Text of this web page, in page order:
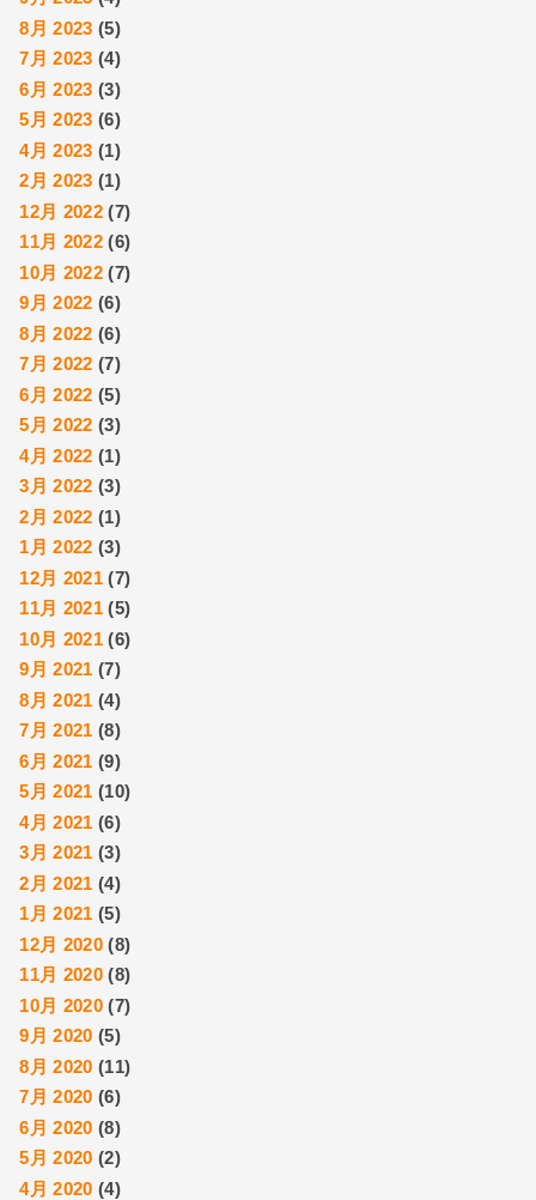
8月 2023 (5)
7月 2023 (4)
6月 2023 (3)
5月 2023 (6)
4月 2023 (1)
2月 2023 (1)
12月 2022 (7)
11月 2022 (6)
10月 2022 (7)
9月 2022 (6)
8月 2022 (6)
7月 2022 (7)
6月 2022 (5)
5月 2022 (3)
4月 2022 (1)
3月 2022 (3)
2月 2022 (1)
1月 2022 (3)
12月 2021 (7)
11月 2021 (5)
10月 2021 (6)
9月 2021 (7)
8月 2021 (4)
7月 2021 (8)
6月 2021 (9)
5月 2021 (10)
4月 2021 (6)
3月 2021 (3)
2月 2021 (4)
1月 2021 (5)
12月 2020 (8)
11月 2020 (8)
10月 2020 (7)
9月 2020 (5)
8月 2020 (11)
7月 2020 (6)
6月 2020 (8)
5月 2020 (2)
4月 2020 (4)